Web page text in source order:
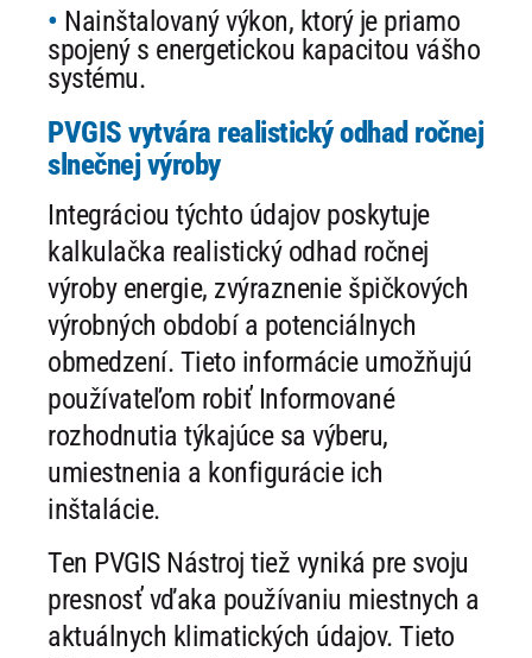
Nainštalovaný výkon, ktorý je priamo
spojený s energetickou kapacitou vášho
systému.
PVGIS vytvára realistický odhad ročnej
slnečnej výroby
Integráciou týchto údajov poskytuje
kalkulačka realistický odhad ročnej
výroby energie, zvýraznenie špičkových
výrobných období a potenciálnych
obmedzení. Tieto informácie umožňujú
používateľom robiť Informované
rozhodnutia týkajúce sa výberu,
umiestnenia a konfigurácie ich
inštalácie.
Ten PVGIS Nástroj tiež vyniká pre svoju
presnosť vďaka používaniu miestnych a
aktuálnych klimatických údajov. Tieto